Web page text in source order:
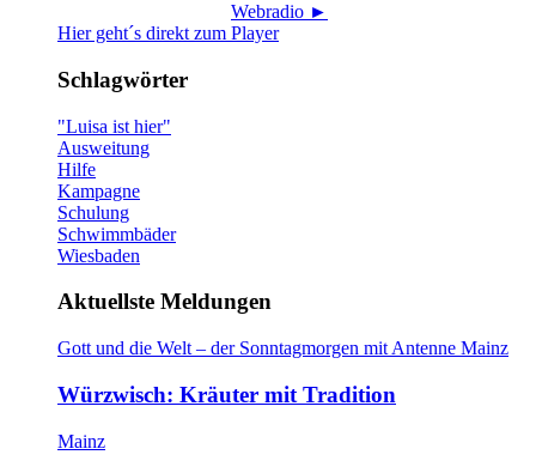
Webradio ►
Hier geht´s direkt zum Player
Schlagwörter
"Luisa ist hier"
Ausweitung
Hilfe
Kampagne
Schulung
Schwimmbäder
Wiesbaden
Aktuellste Meldungen
Gott und die Welt – der Sonntagmorgen mit Antenne Mainz
Würzwisch: Kräuter mit Tradition
Mainz